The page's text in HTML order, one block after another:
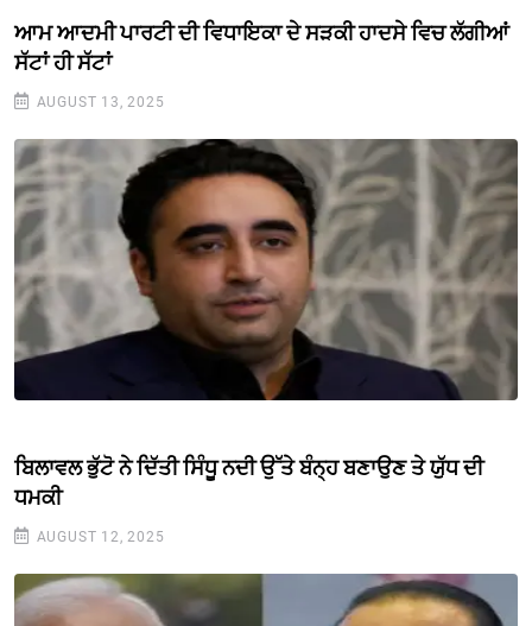
ਆਮ ਆਦਮੀ ਪਾਰਟੀ ਦੀ ਵਿਧਾਇਕਾ ਦੇ ਸੜਕੀ ਹਾਦਸੇ ਵਿਚ ਲੱਗੀਆਂ
ਸੱਟਾਂ ਹੀ ਸੱਟਾਂ
AUGUST 13, 2025
ਬਿਲਾਵਲ ਭੁੱਟੋ ਨੇ ਦਿੱਤੀ ਸਿੰਧੂ ਨਦੀ ਉੱਤੇ ਬੰਨ੍ਹ ਬਣਾਉਣ ਤੇ ਯੁੱਧ ਦੀ
ਧਮਕੀ
AUGUST 12, 2025